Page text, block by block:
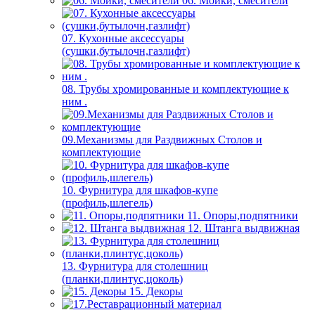
07. Кухонные аксессуары
(сушки,бутылочн,газлифт)
08. Трубы хромированные и комплектующие к
ним .
09.Механизмы для Раздвижных Столов и
комплектующие
10. Фурнитура для шкафов-купе
(профиль,шлегель)
11. Опоры,подпятники
12. Штанга выдвижная
13. Фурнитура для столешниц
(планки,плинтус,цоколь)
15. Декоры